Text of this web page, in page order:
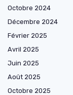
Octobre 2024
Décembre 2024
Février 2025
Avril 2025
Juin 2025
Août 2025
Octobre 2025